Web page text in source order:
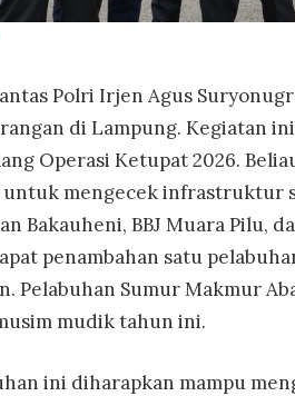
Polri Irjen Agus
di Lampung. Kegiatan
Operasi Ketupat 2026.
mengecek infrastruktur
Bakauheni, BBJ Muara Pilu,
penambahan satu
Pelabuhan Sumur Makmur
mudik tahun ini.
ini diharapkan mampu